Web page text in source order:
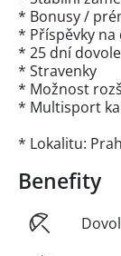
* Bonusy /
* Příspěvky
* 25 dní
* Stravenky
* Možnost
* Multisport
* Lokalitu:
Benefity